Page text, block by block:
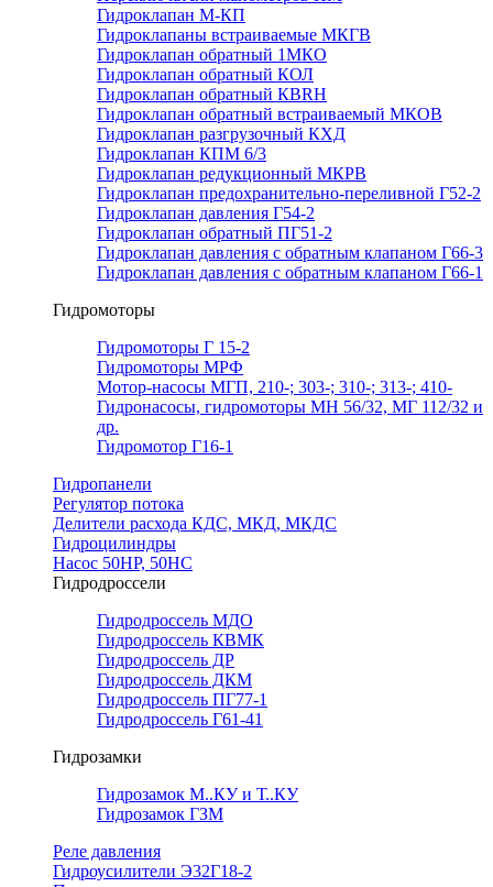
Гидроклапан М-КП
Гидроклапаны встраиваемые МКГВ
Гидроклапан обратный 1МКО
Гидроклапан обратный КОЛ
Гидроклапан обратный КВRН
Гидроклапан обратный встраиваемый МКОВ
Гидроклапан разгрузочный КХД
Гидроклапан КПМ 6/3
Гидроклапан редукционный МКРВ
Гидроклапан предохранительно-переливной Г52-2
Гидроклапан давления Г54-2
Гидроклапан обратный ПГ51-2
Гидроклапан давления с обратным клапаном Г66-3
Гидроклапан давления с обратным клапаном Г66-1
Гидромоторы
Гидромоторы Г 15-2
Гидромоторы МРФ
Мотор-насосы МГП, 210-; 303-; 310-; 313-; 410-
Гидронасосы, гидромоторы МН 56/32, МГ 112/32 и
др.
Гидромотор Г16-1
Гидропанели
Регулятор потока
Делители расхода КДС, МКД, МКДС
Гидроцилиндры
Насос 50НР, 50НС
Гидродроссели
Гидродроссель МДО
Гидродроссель КВМК
Гидродроссель ДР
Гидродроссель ДКМ
Гидродроссель ПГ77-1
Гидродроссель Г61-41
Гидрозамки
Гидрозамок М..КУ и Т..КУ
Гидрозамок ГЗМ
Реле давления
Гидроусилители Э32Г18-2